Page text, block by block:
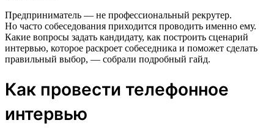
Предприниматель — не профессиональный рекрутер.
Но часто собеседования приходится проводить именно ему.
Какие вопросы задать кандидату, как построить сценарий
интервью, которое раскроет собеседника и поможет сделать
правильный выбор, — собрали подробный гайд.
Как провести телефонное
интервью